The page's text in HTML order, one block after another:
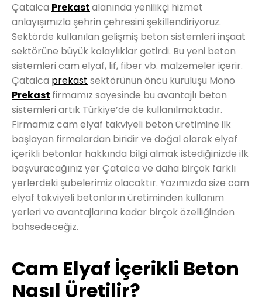
Çatalca Prekastalanında yenilikçi hizmet
anlayışımızla şehrin çehresini şekillendiriyoruz.
Sektörde kullanılan gelişmiş beton sistemleri inşaat
sektörüne büyük kolaylıklar getirdi. Bu yeni beton
sistemleri cam elyaf, lif, fiber vb. malzemeler içerir.
Çatalca prekast sektörünün öncü kuruluşu Mono
Prekast firmamız sayesinde bu avantajlı beton
sistemleri artık Türkiye’de de kullanılmaktadır.
Firmamız cam elyaf takviyeli beton üretimine ilk
başlayan firmalardan biridir ve doğal olarak elyaf
içerikli betonlar hakkında bilgi almak istediğinizde ilk
başvuracağınız yer Çatalca ve daha birçok farklı
yerlerdeki şubelerimiz olacaktır. Yazımızda size cam
elyaf takviyeli betonların üretiminden kullanım
yerleri ve avantajlarına kadar birçok özelliğinden
bahsedeceğiz.
Cam Elyaf İçerikli Beton
Nasıl Üretilir?